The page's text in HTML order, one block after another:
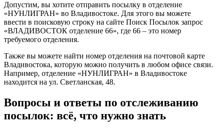
Допустим, вы хотите отправить посылку в отделение
«НУНЛИГРАН» во Владивостоке. Для этого вы можете
ввести в поисковую строку на сайте Поиск Посылок запрос
«ВЛАДИВОСТОК отделение 66», где 66 – это номер
требуемого отделения.
Также вы можете найти номер отделения на почтовой карте
Владивостока, которую можно получить в любом офисе связи.
Например, отделение «НУНЛИГРАН» в Владивостоке
находится на ул. Светланская, 48.
Вопросы и ответы по отслеживанию
посылок: всё, что нужно знать